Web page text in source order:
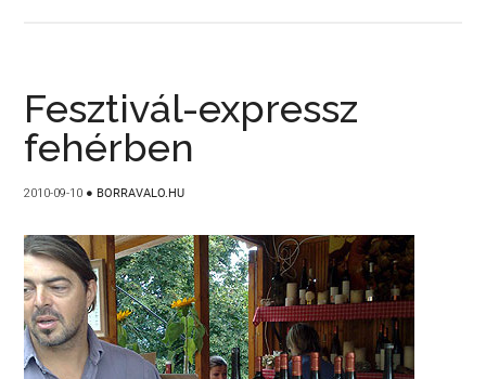
Fesztivál-expressz
fehérben
2010-09-10 ● BORRAVALO.HU